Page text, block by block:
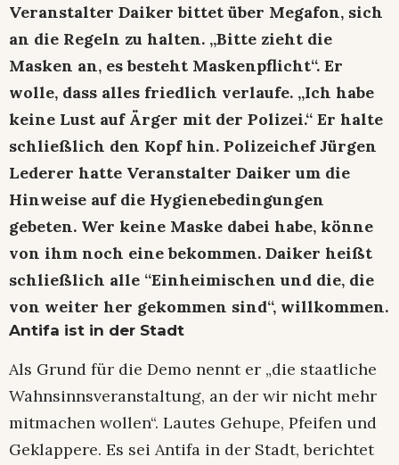
Veranstalter Daiker bittet über Megafon, sich
an die Regeln zu halten. „Bitte zieht die
Masken an, es besteht Maskenpflicht“. Er
wolle, dass alles friedlich verlaufe. „Ich habe
keine Lust auf Ärger mit der Polizei.“ Er halte
schließlich den Kopf hin. Polizeichef Jürgen
Lederer hatte Veranstalter Daiker um die
Hinweise auf die Hygienebedingungen
gebeten. Wer keine Maske dabei habe, könne
von ihm noch eine bekommen. Daiker heißt
schließlich alle “Einheimischen und die, die
von weiter her gekommen sind“, willkommen.
Antifa ist in der Stadt
Als Grund für die Demo nennt er „die staatliche
Wahnsinnsveranstaltung, an der wir nicht mehr
mitmachen wollen“. Lautes Gehupe, Pfeifen und
Geklappere. Es sei Antifa in der Stadt, berichtet